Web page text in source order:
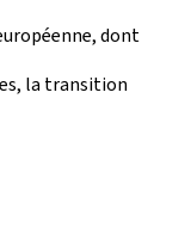
dont
la transition